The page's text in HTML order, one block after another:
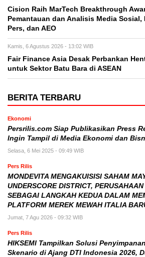
Cision Raih MarTech Breakthrough
Pemantauan dan Analisis Media Sosial,
Pers, dan AEO
Kamis, 6 Agustus 2026 - 13:02 WIB
Fair Finance Asia Desak Perbankan
untuk Sektor Batu Bara di ASEAN
BERITA TERBARU
Ekonomi
Persrilis.com Siap Publikasikan Press
Ingin Tampil di Media Ekonomi dan
Selasa, 6 Mei 2025 - 09:49 WIB
Pers Rilis
MONDEVITA MENGAKUISISI SAHAM
UNDERSCORE DISTRICT,
SEBAGAI LANGKAH KEDUA DALAM
PLATFORM MEREK MEWAH ITALIA
Jumat, 7 Agu 2026 - 09:32 WIB
Pers Rilis
HIKSEMI Tampilkan Solusi
Skenario di Ajang DTI Indonesia 2026,